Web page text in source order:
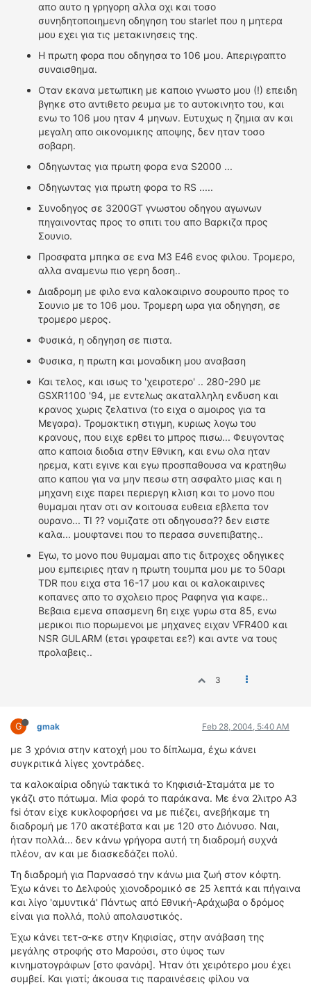
απο αυτο η γρηγορη αλλα οχι και τοσο
συνηδητοποιημενη οδηγηση του starlet που η μητερα
μου εχει για τις μετακινησεις της.
Η πρωτη φορα που οδηγησα το 106 μου. Απεριγραπτο
συναισθημα.
Οταν εκανα μετωπικη με καποιο γνωστο μου (!) επειδη
βγηκε στο αντιθετο ρευμα με το αυτοκινητο του, και
ενω το 106 μου ηταν 4 μηνων. Ευτυχως η ζημια αν και
μεγαλη απο οικονομικης αποψης, δεν ηταν τοσο
σοβαρη.
Οδηγωντας για πρωτη φορα ενα S2000 ...
Οδηγωντας για πρωτη φορα το RS .....
Συνοδηγος σε 3200GT γνωστου οδηγου αγωνων
πηγαινοντας προς το σπιτι του απο Βαρκιζα προς
Σουνιο.
Προσφατα μπηκα σε ενα M3 E46 ενος φιλου. Τρομερο,
αλλα αναμενω πιο γερη δοση..
Διαδρομη με φιλο ενα καλοκαιρινο σουρουπο προς το
Σουνιο με το 106 μου. Τρομερη ωρα για οδηγηση, σε
τρομερο μερος.
Φυσικά, η οδηγηση σε πιστα.
Φυσικα, η πρωτη και μοναδικη μου αναβαση
Και τελος, και ισως το 'χειροτερο' .. 280-290 με
GSXR1100 '94, με εντελως ακαταλληλη ενδυση και
κρανος χωρις ζελατινα (το ειχα ο αμοιρος για τα
Μεγαρα). Τρομακτικη στιγμη, κυριως λογω του
κρανους, που ειχε ερθει το μπρος πισω... Φευγοντας
απο καποια διοδια στην Εθνικη, και ενω ολα ηταν
ηρεμα, κατι εγινε και εγω προσπαθουσα να κρατηθω
απο καπου για να μην πεσω στη ασφαλτο μιας και η
μηχανη ειχε παρει περιεργη κλιση και το μονο που
θυμαμαι ηταν οτι αν κοιτουσα ευθεια εβλεπα τον
ουρανο... ΤΙ ?? νομιζατε οτι οδηγουσα?? δεν ειστε
καλα... μουφτανει που το περασα συνεπιβατης..
Εγω, το μονο που θυμαμαι απο τις διτροχες οδηγικες
μου εμπειριες ηταν η πρωτη τουμπα μου με το 50αρι
TDR που ειχα στα 16-17 μου και οι καλοκαιρινες
κοπανες απο το σχολειο προς Ραφηνα για καφε..
Βεβαια εμενα σπασμενη 6η ειχε γυρω στα 85, ενω
μερικοι πιο πορωμενοι με μηχανες ειχαν VFR400 και
NSR GULARM (ετσι γραφεται εε?) και αντε να τους
προλαβεις..
3
G gmak Feb 28, 2004, 5:40 AM
με 3 χρόνια στην κατοχή μου το δίπλωμα, έχω κάνει
συγκριτικά λίγες χοντράδες.
τα καλοκαίρια οδηγώ τακτικά το Κηφισιά-Σταμάτα με το
γκάζι στο πάτωμα. Μία φορά το παράκανα. Με ένα 2λιτρο Α3
fsi όταν είχε κυκλοφορήσει να με πιέζει, ανεβήκαμε τη
διαδρομή με 170 ακατέβατα και με 120 στο Διόνυσο. Ναι,
ήταν πολλά... δεν κάνω γρήγορα αυτή τη διαδρομή συχνά
πλέον, αν και με διασκεδάζει πολύ.
Τη διαδρομή για Παρνασσό την κάνω μια ζωή στον κόφτη.
Έχω κάνει το Δελφούς χιονοδρομικό σε 25 λεπτά και πήγαινα
και λίγο 'αμυντικά' Πάντως από Εθνική-Αράχωβα ο δρόμος
είναι για πολλά, πολύ απολαυστικός.
Έχω κάνει τετ-α-κε στην Κηφισίας, στην ανάβαση της
μεγάλης στροφής στο Μαρούσι, στο ύψος των
κινηματογράφων [στο φανάρι]. Ήταν ότι χειρότερο μου έχει
συμβεί. Και γιατί; άκουσα τις παραινέσεις φίλου να